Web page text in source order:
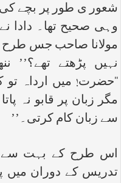
شعور ی طور پر بچے کی
وہی صحیح تھا۔ دادا
مولانا صاحب جس طرح
نہیں پڑھتے تھے؟’’
‘‘حضرت! میں ارداہ
مگر زبان پر قابو نہ
سے زبان کام کرتی۔’’
اس طرح کے بہت سے
تدریس کے دوران میں